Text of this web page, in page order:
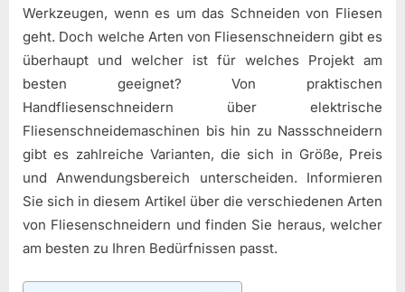
Werkzeugen, wenn es um das Schneiden von Fliesen
geht. Doch welche Arten von Fliesenschneidern gibt es
überhaupt und welcher ist für welches Projekt am
besten geeignet? Von praktischen
Handfliesenschneidern über elektrische
Fliesenschneidemaschinen bis hin zu Nassschneidern
gibt es zahlreiche Varianten, die sich in Größe, Preis
und Anwendungsbereich unterscheiden. Informieren
Sie sich in diesem Artikel über die verschiedenen Arten
von Fliesenschneidern und finden Sie heraus, welcher
am besten zu Ihren Bedürfnissen passt.